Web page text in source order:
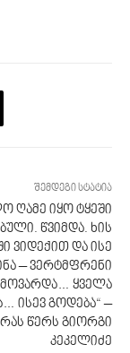
შემდეგი სტატია
ღამე იყო ტყეში
წვიმდა. ხის
ვიდექით და ისე
– ვერტმფრენი
ყველა
ისევ გოდება“ –
რას წერს გიორგი
კეკელიძე